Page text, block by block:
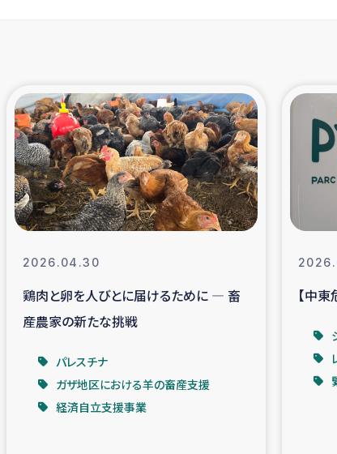
支援 スリランカ南部
リサイクル・プロジ
復興支
令和6年能登半島
ミャンマ
ども支援 漁民によるマング
2026.04.30
鶏肉と卵を人びとに届けるために ― 畜
産農家の新たな挑戦
パレスチナ
ガザ地区における羊の畜産支援
経済自立支援事業
【中